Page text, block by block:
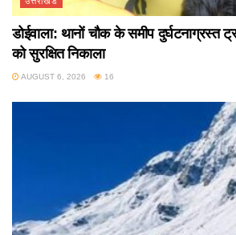
डोईवाला: थानों चौक के समीप दुर्घटनाग्रस्त
को सुरक्षित निकाला
AUGUST 6, 2026 16